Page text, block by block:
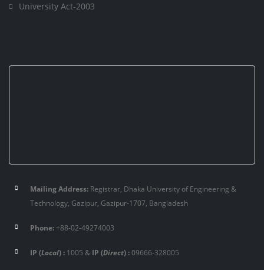
University Act-2003
Mailing Address: Registrar, Dhaka University of Engineering &
Technology, Gazipur, Gazipur-1707, Bangladesh
Phone:+88-02-49274003
IP (Local) : 1005 & IP (Direct) :09666-328005